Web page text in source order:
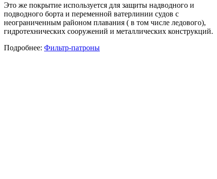
Это же покрытие используется для защиты надводного и
подводного борта и переменной ватерлинии судов с
неограниченным районом плавания ( в том числе ледового),
гидротехнических сооружений и металлических конструкций.
Подробнее: Фильтр-патроны